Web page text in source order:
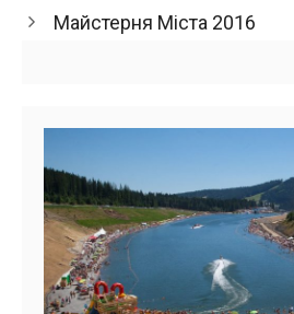
Майстерня Міста 2016